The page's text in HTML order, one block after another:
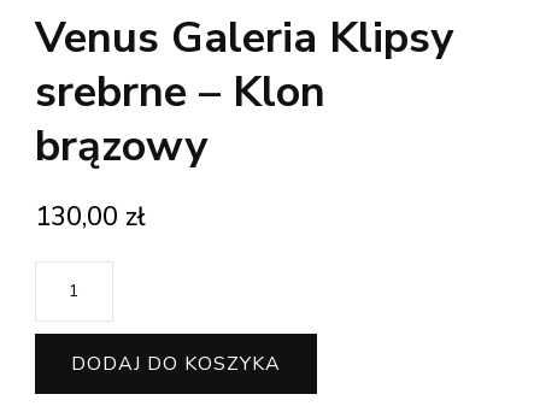
Venus Galeria Klipsy
srebrne – Klon
brązowy
130,00 zł
ilość
Venus
Galeria
Klipsy
DODAJ DO KOSZYKA